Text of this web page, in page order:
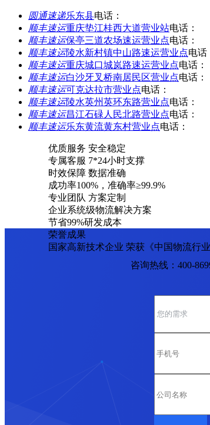
圆通速递乐东县电话：
顺丰速运重庆垫江桂西大道营业站电话：
顺丰速运保亭三道农场速运营业点电话：
顺丰速运陵水新村镇中山路速运营业点电话
顺丰速运重庆城口城岚路速运营业点电话：
顺丰速运白沙牙叉桥南居民区营业点电话：
顺丰速运可克达拉市营业点电话：
顺丰速运陵水英州英环东路营业点电话：
顺丰速运昌江石碌人民北路营业点电话：
顺丰速运乐东黄流黄东村营业点电话：
优质服务 安全稳定
专属客服 7*24小时支撑
时效保障 数据准确
成功率100%，准确率≥99.9%
专业团队 方案定制
企业系统级物流解决方案
节省99%研发成本
荣誉成果
国家高新技术企业 荣获《中国物流行
咨询热线：400-